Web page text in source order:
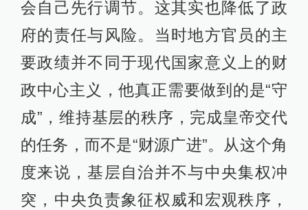
会自己先行调节。这其实也降低了政
府的责任与风险。当时地方官员的主
要政绩并不同于现代国家意义上的财
政中心主义，他真正需要做到的是“守
成”，维持基层的秩序，完成皇帝交代
的任务，而不是“财源广进”。从这个角
度来说，基层自治并不与中央集权冲
突，中央负责象征权威和宏观秩序，